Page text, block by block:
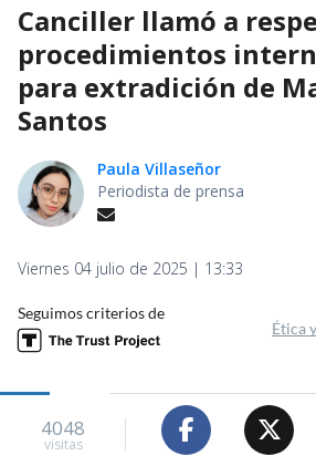
Canciller llamó a
procedimientos
para extradición de
Santos
Paula Villaseñor
Periodista de prensa
Viernes 04 julio de 2025 | 13:33
Seguimos criterios de
Ética
4048
visitas